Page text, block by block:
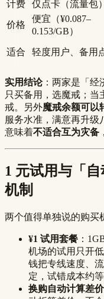
计费 仅点卡（流量包）
价格
便宜（¥0.087–
0.153/GB）
适合 轻度用户、备用
实用结论：两家是「
只买备用，选魔戒；当
戒。另外魔戒余额可以
服务水准，满意再升级
意味着不适合互为灾备
1 元试用与「
机制
两个值得单独说的购买
¥1 试用套餐 ：
机场的试用只开
钱把专线速度、
定，试错成本约
换购自动计算差价